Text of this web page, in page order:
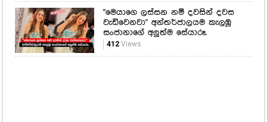
"මෙයාගෙ ලස්සන නම් දවසින් දවස
වැඩිවෙනවා" අන්තර්ජාලයම කැලඹූ
සංජානාගේ අලුත්ම සේයාරූ.
412Views